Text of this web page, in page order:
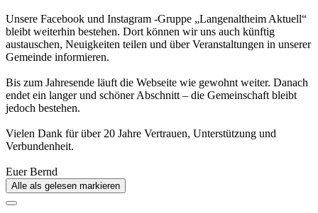
Unsere Facebook und Instagram -Gruppe „Langenaltheim Aktuell“
bleibt weiterhin bestehen. Dort können wir uns auch künftig
austauschen, Neuigkeiten teilen und über Veranstaltungen in unserer
Gemeinde informieren.
Bis zum Jahresende läuft die Webseite wie gewohnt weiter. Danach
endet ein langer und schöner Abschnitt – die Gemeinschaft bleibt
jedoch bestehen.
Vielen Dank für über 20 Jahre Vertrauen, Unterstützung und
Verbundenheit.
Euer Bernd
Alle als gelesen markieren